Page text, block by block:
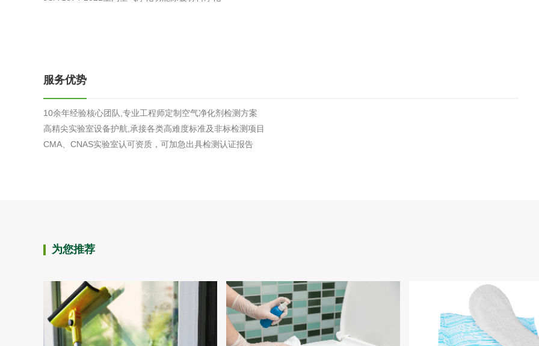
服务优势
10余年经验核心团队,专业工程师定制空气净化剂检测方案
高精尖实验室设备护航,承接各类高难度标准及非标检测项目
CMA、CNAS实验室认可资质，可加急出具检测认证报告
为您推荐